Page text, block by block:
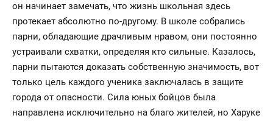
он начинает замечать, что жизнь школьная здесь
протекает абсолютно по-другому. В школе собрались
парни, обладающие драчливым нравом, они постоянно
устраивали схватки, определяя кто сильные. Казалось,
парни пытаются доказать собственную значимость, вот
только цель каждого ученика заключалась в защите
города от опасности. Сила юных бойцов была
направлена исключительно на благо жителей, но Харуке